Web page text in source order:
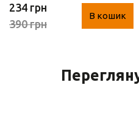
см, Нідерланди)
234 грн
390 грн
В кошик